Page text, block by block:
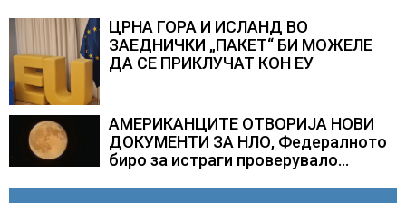
АВГУСТ
ЦРНА ГОРА И ИСЛАНД ВО
ЗАЕДНИЧКИ „ПАКЕТ“ БИ МОЖЕЛЕ
ДА СЕ ПРИКЛУЧАТ КОН ЕУ
АМЕРИКАНЦИТЕ ОТВОРИЈА НОВИ
ДОКУМЕНТИ ЗА НЛО, Федералното
биро за истраги проверувало